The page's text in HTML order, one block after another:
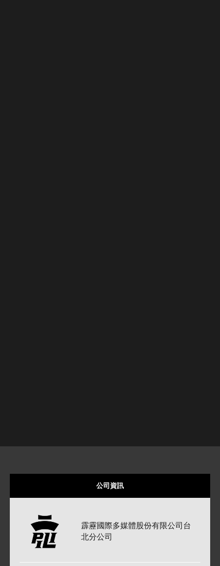
公司資訊
霹靂國際多媒體股份有限公司 台
北分公司